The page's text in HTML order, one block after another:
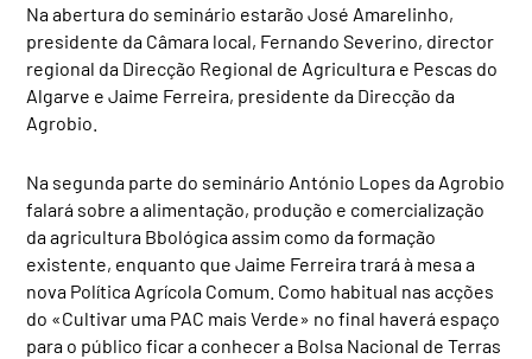
Na abertura do seminário estarão José Amarelinho,
presidente da Câmara local, Fernando Severino, director
regional da Direcção Regional de Agricultura e Pescas do
Algarve e Jaime Ferreira, presidente da Direcção da
Agrobio.
Na segunda parte do seminário António Lopes da Agrobio
falará sobre a alimentação, produção e comercialização
da agricultura Bbológica assim como da formação
existente, enquanto que Jaime Ferreira trará à mesa a
nova Política Agrícola Comum. Como habitual nas acções
do «Cultivar uma PAC mais Verde» no final haverá espaço
para o público ficar a conhecer a Bolsa Nacional de Terras